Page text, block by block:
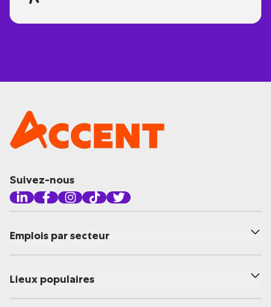
Suivez-nous
Emplois par secteur
Lieux populaires